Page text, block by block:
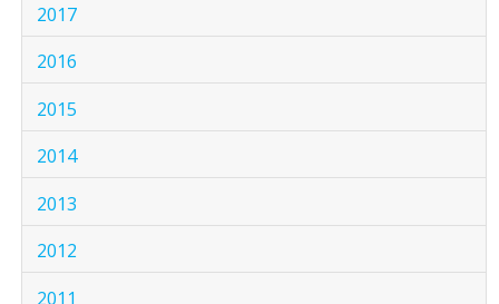
2017
2016
2015
2014
2013
2012
2011